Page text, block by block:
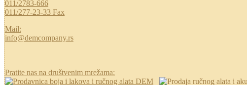
011/2783-666
011/277-23-33 Fax
Mail:
info@demcompany.rs
Pratite nas na društvenim mrežama: